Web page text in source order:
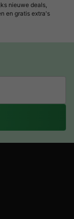
nieuwe deals,
en gratis extra's